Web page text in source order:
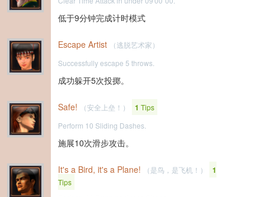
低于9分钟完成计时模式
Escape Artist
（逃脱艺术家）
Successfully escape 5 throws.
成功躲开5次投掷。
Safe! （安全上垒！） 1 Tips
Perform 10 Sliding Dashes.
施展10次滑步攻击。
It's a Bird, it's a Plane! （是鸟，是飞机！） 1
Tips